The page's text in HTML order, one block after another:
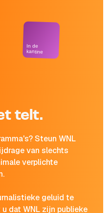
telt.
Steun WNL
van slechts
verplichte
geluid te
dat WNL zijn publieke
In de
kantine